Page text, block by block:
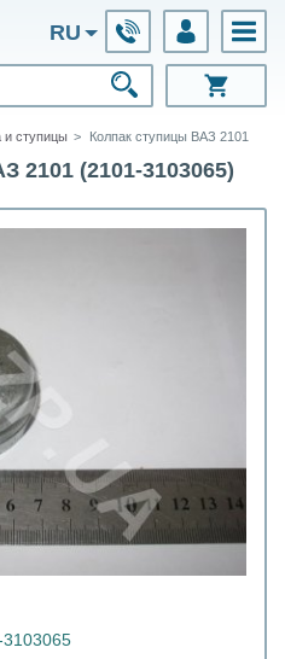
RU
и ступицы Колпак ступицы ВАЗ 2101
(2101-3103065)
3103065